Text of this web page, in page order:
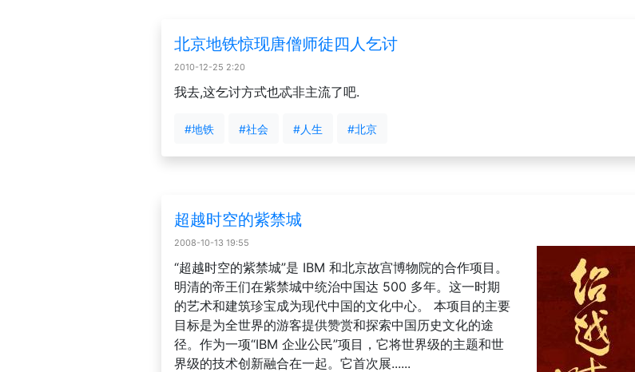
北京地铁惊现唐僧师徒四人乞讨
2010-12-25 2:20
我去,这乞讨方式也忒非主流了吧.
#地铁 #社会 #人生 #北京
超越时空的紫禁城
2008-10-13 19:55
“超越时空的紫禁城”是 IBM 和北京故宫博物院的合作项目。
明清的帝王们在紫禁城中统治中国达 500 多年。这一时期
的艺术和建筑珍宝成为现代中国的文化中心。 本项目的主要
目标是为全世界的游客提供赞赏和探索中国历史文化的途
径。作为一项“IBM 企业公民”项目，它将世界级的主题和世
界级的技术创新融合在一起。它首次展......